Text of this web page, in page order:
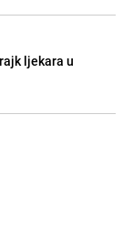
ljekara u